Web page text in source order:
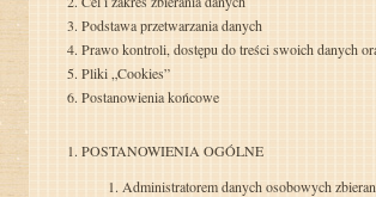
Podstawa przetwarzania danych
Prawo kontroli, dostępu do treści swoich danych
Pliki „Cookies”
Postanowienia końcowe
POSTANOWIENIA OGÓLNE
Administratorem danych osobowych